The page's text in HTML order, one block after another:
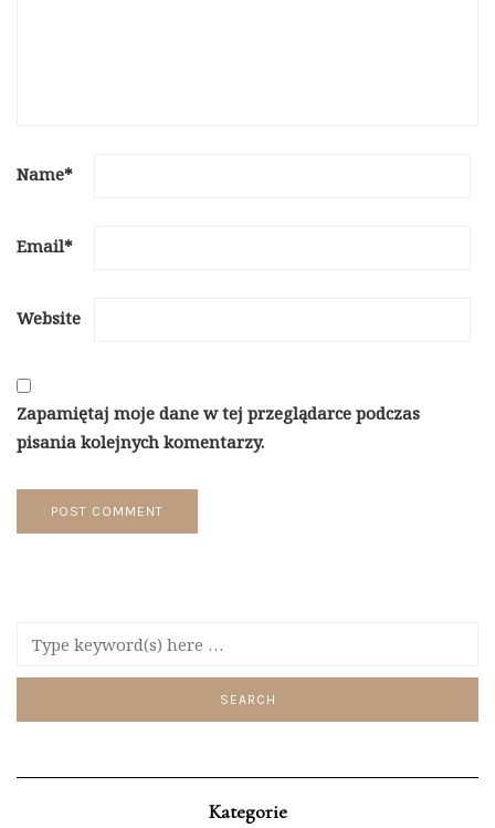
Name*
Email*
Website
Zapamiętaj moje dane w tej przeglądarce podczas
pisania kolejnych komentarzy.
Kategorie